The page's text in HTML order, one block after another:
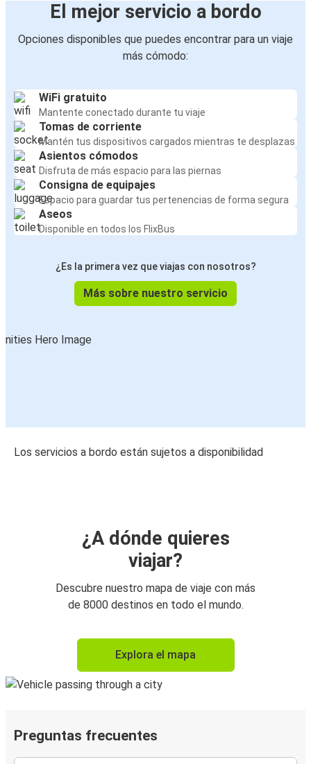
El mejor servicio a bordo
Opciones disponibles que puedes encontrar para un viaje
más cómodo:
WiFi gratuito
Mantente conectado durante tu viaje
Tomas de corriente
Mantén tus dispositivos cargados mientras te desplazas
Asientos cómodos
Disfruta de más espacio para las piernas
Consigna de equipajes
Espacio para guardar tus pertenencias de forma segura
Aseos
Disponible en todos los FlixBus
¿Es la primera vez que viajas con nosotros?
Más sobre nuestro servicio
Los servicios a bordo están sujetos a disponibilidad
¿A dónde quieres
viajar?
Descubre nuestro mapa de viaje con más
de 8000 destinos en todo el mundo.
Explora el mapa
Preguntas frecuentes